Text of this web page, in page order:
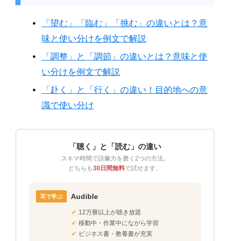
「望む」「臨む」「挑む」の違いとは？意
味と使い分けを例文で解説
「調整」と「調節」の違いとは？意味と使
い分けを例文で解説
「赴く」と「行く」の違い！目的地への意
識で使い分け
「聴く」と「読む」の違い
スキマ時間で語彙力を磨く2つの方法。
どちらも30日間無料で試せます。
耳で学ぶ Audible
✔ 12万冊以上が聴き放題
✔ 移動中・作業中にながら学習
✔ ビジネス書・教養書が充実